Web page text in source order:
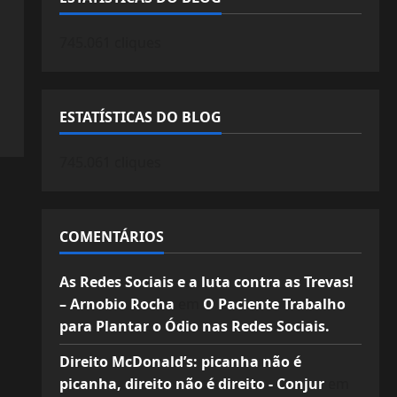
ESTATÍSTICAS DO BLOG
COMENTÁRIOS
As Redes Sociais e a luta contra as Trevas!
– Arnobio Rocha
O Paciente Trabalho
para Plantar o Ódio nas Redes Sociais.
Direito McDonald’s: picanha não é
picanha, direito não é direito - Conjurem